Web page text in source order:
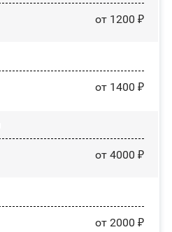
от 1200 ₽
от 1400 ₽
от 4000 ₽
от 2000 ₽